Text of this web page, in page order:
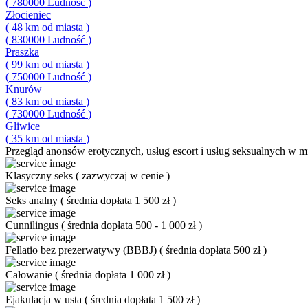
( 780000 Ludność )
Złocieniec
( 48 km od miasta )
( 830000 Ludność )
Praszka
( 99 km od miasta )
( 750000 Ludność )
Knurów
( 83 km od miasta )
( 730000 Ludność )
Gliwice
( 35 km od miasta )
Przegląd anonsów erotycznych, usług escort i usług seksualnych w
Klasyczny seks ( zazwyczaj w cenie )
Seks analny ( średnia dopłata 1 500 zł)
Cunnilingus ( średnia dopłata 500 - 1 000 zł)
Fellatio bez prezerwatywy (BBBJ) ( średnia dopłata 500 zł)
Całowanie ( średnia dopłata 1 000 zł)
Ejakulacja w usta ( średnia dopłata 1 500 zł)